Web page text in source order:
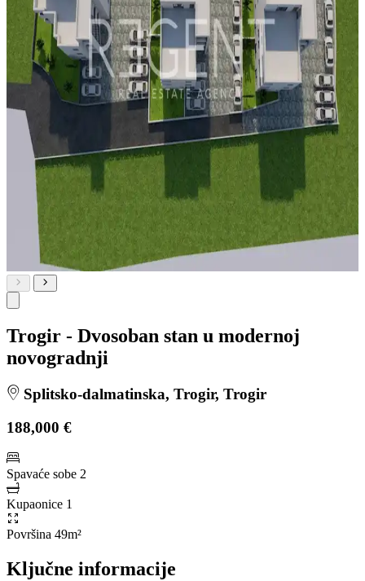
Trogir - Dvosoban stan u modernoj
novogradnji
Splitsko-dalmatinska, Trogir, Trogir
188,000 €
Spavaće sobe 2
Kupaonice 1
Površina 49m²
Ključne informacije